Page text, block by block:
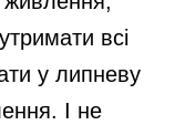
всі
у липневу
І не